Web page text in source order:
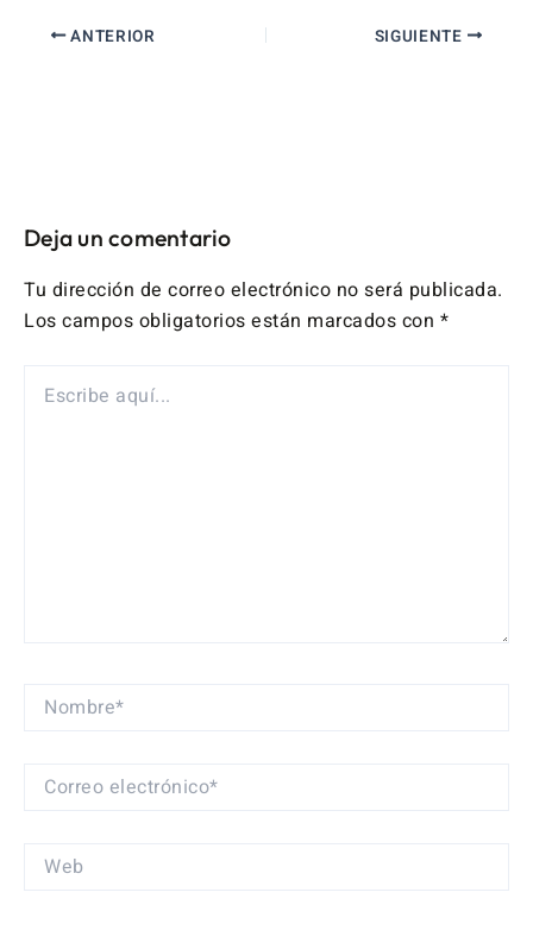
ANTERIOR SIGUIENTE
Deja un comentario
Tu dirección de correo electrónico no será publicada.
Los campos obligatorios están marcados con *
AQUÍ...
NOMBRE*
CORREO
WEB